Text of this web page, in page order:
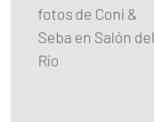
fotos de Coni &
Seba en Salón del
Río